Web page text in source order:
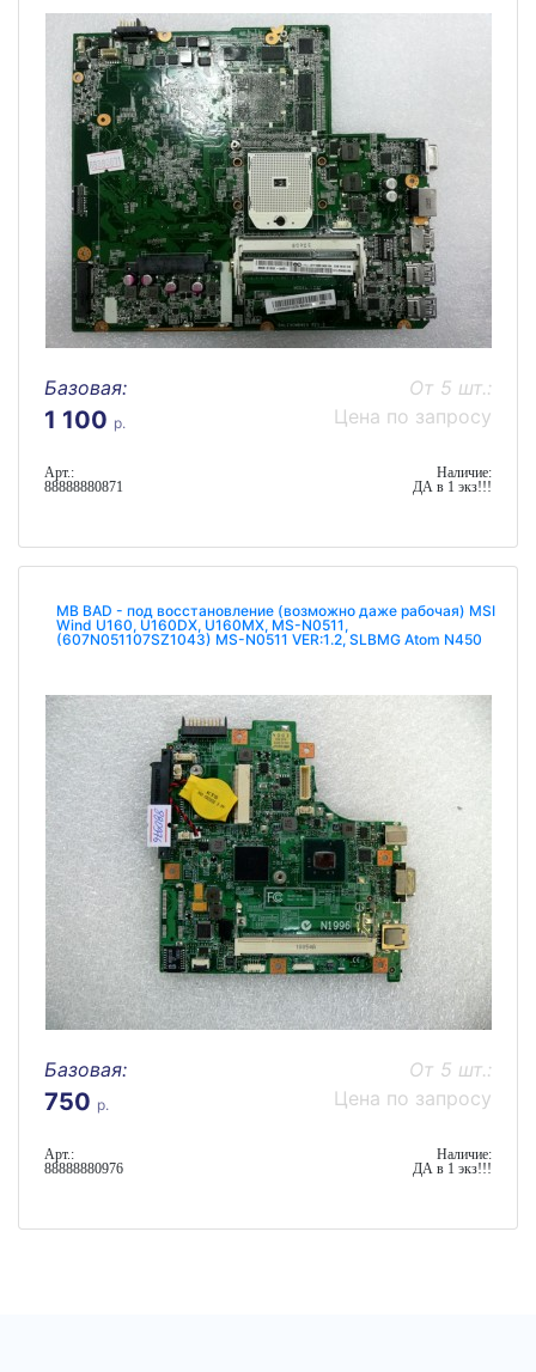
Базовая:
1 100 р.
От 5 шт.:
Цена по запросу
Арт.:
88888880871
Наличие:
ДА в 1 экз!!!
MB BAD - под восстановление (возможно даже рабочая) MSI
Wind U160, U160DX, U160MX, MS-N0511,
(607N051107SZ1043) MS-N0511 VER:1.2, SLBMG Atom N450
Базовая:
750 р.
От 5 шт.:
Цена по запросу
Арт.:
88888880976
Наличие:
ДА в 1 экз!!!